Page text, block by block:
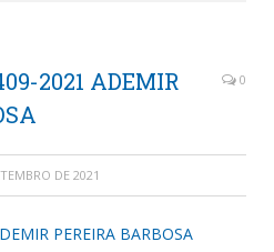
2021 ADEMIR
0
DE 2021
PEREIRA BARBOSA